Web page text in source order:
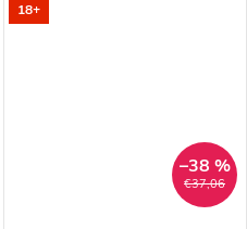
18+
€37,06
–38 %